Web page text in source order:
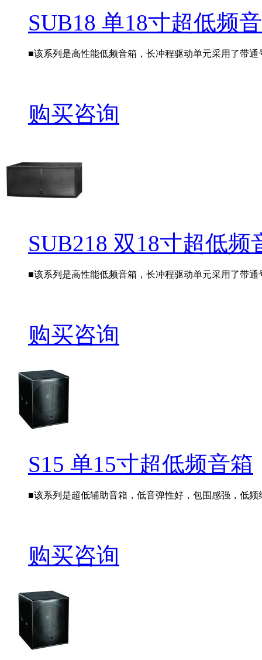
SUB18 单18寸超低频
■该系列是高性能低频音箱，长冲程驱动单元采用了带通
购买咨询
SUB218 双18寸超低频
■该系列是高性能低频音箱，长冲程驱动单元采用了带通
购买咨询
S15 单15寸超低频音箱
■该系列是超低辅助音箱，低音弹性好，包围感强，低
购买咨询